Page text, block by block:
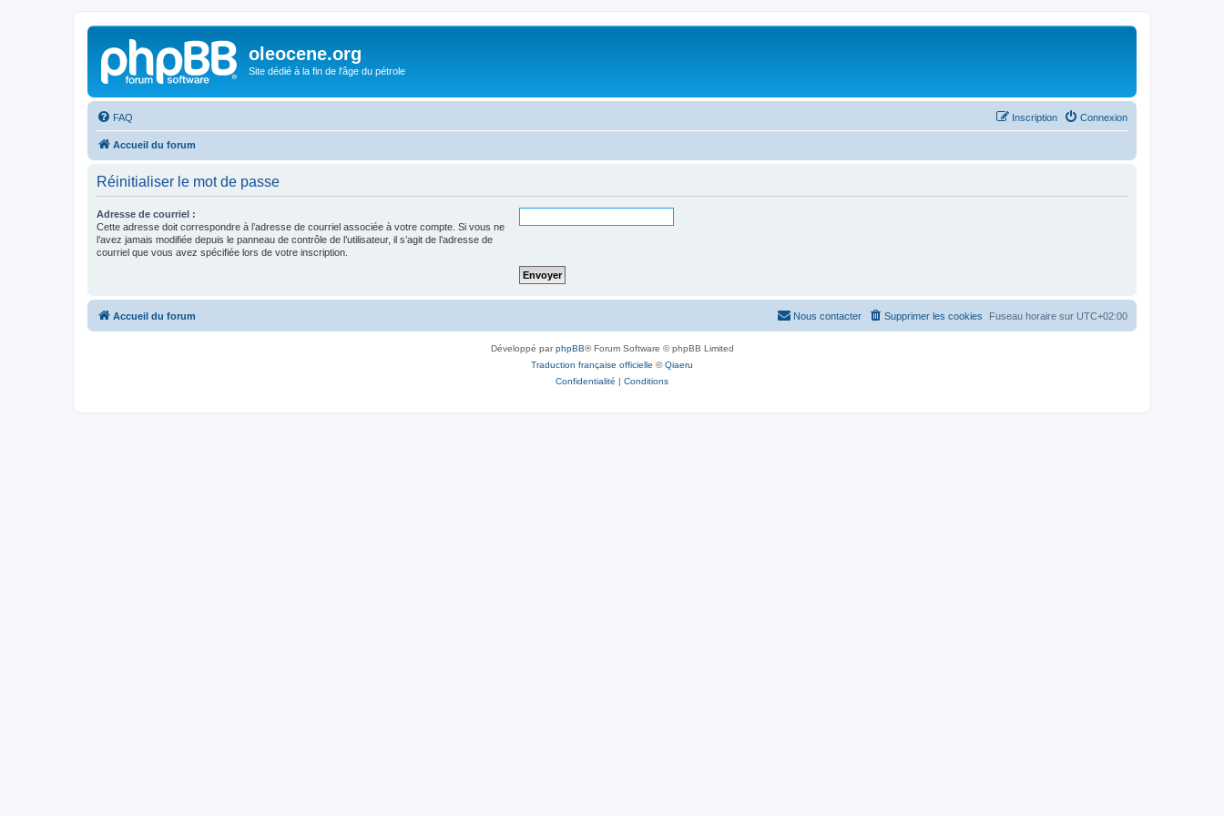
oleocene.org
Site dédié à la fin de l'âge du pétrole
FAQ Connexion
Inscription
Accueil du forum
Réinitialiser le mot de passe
Adresse de courriel :
Cette adresse doit correspondre à l’adresse de courriel associée à votre compte. Si vous ne
l’avez jamais modifiée depuis le panneau de contrôle de l’utilisateur, il s’agit de l’adresse de
courriel que vous avez spécifiée lors de votre inscription.
Accueil du forum Fuseau horaire sur UTC+02:00
Supprimer les cookies
Nous contacter
Développé parphpBB® Forum Software © phpBB Limited
Traduction française officielle ©Qiaeru
Confidentialité | Conditions